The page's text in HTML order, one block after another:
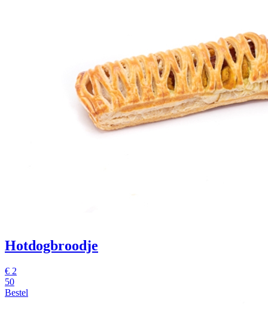
Hotdogbroodje
€ 2
50
Bestel